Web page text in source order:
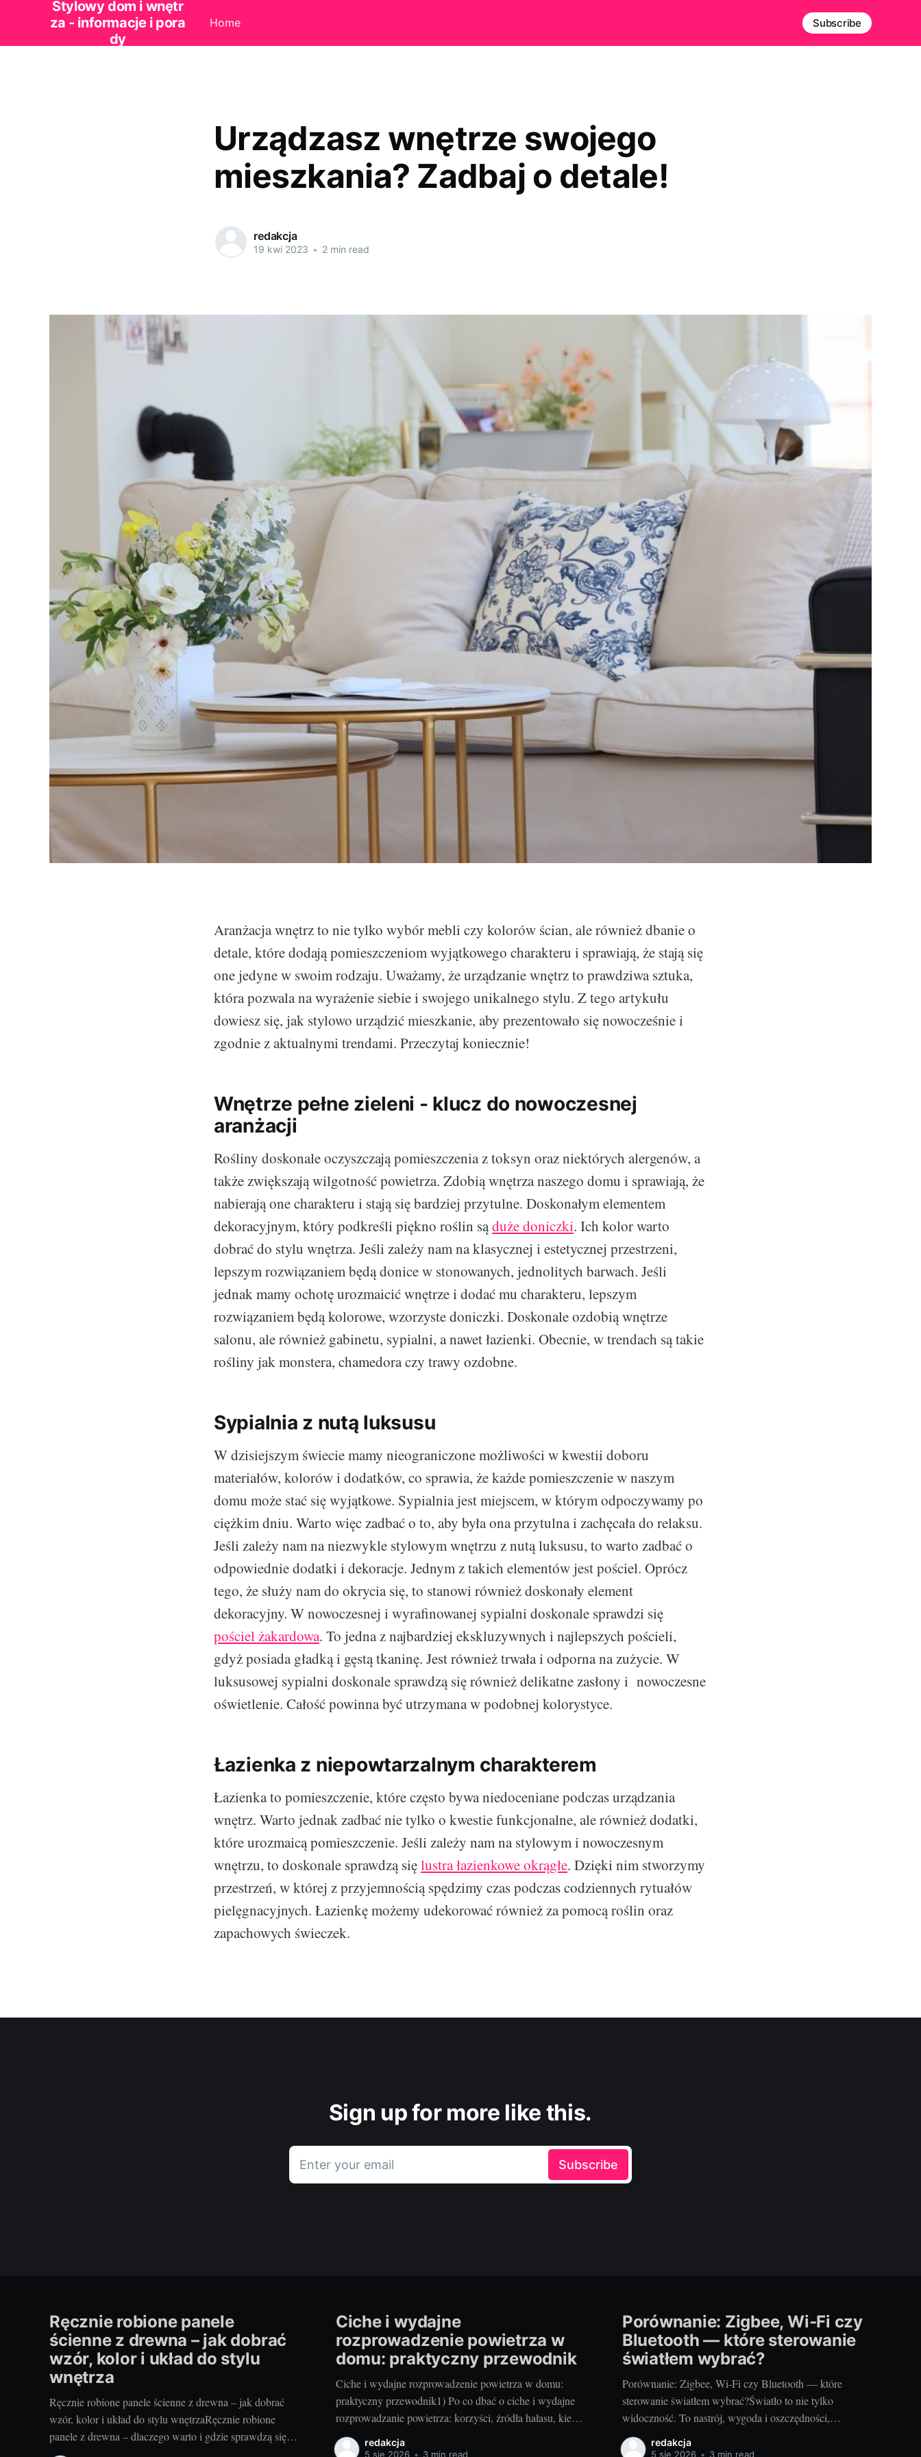
Stylowy dom i wnętr
za - informacje i pora
dy
Home Subscribe
Urządzasz wnętrze swojego
mieszkania? Zadbaj o detale!
redakcja
19 kwi 2023 • 2 min read
Aranżacja wnętrz to nie tylko wybór mebli czy kolorów ścian, ale również dbanie o
detale, które dodają pomieszczeniom wyjątkowego charakteru i sprawiają, że stają się
one jedyne w swoim rodzaju. Uważamy, że urządzanie wnętrz to prawdziwa sztuka,
która pozwala na wyrażenie siebie i swojego unikalnego stylu. Z tego artykułu
dowiesz się, jak stylowo urządzić mieszkanie, aby prezentowało się nowocześnie i
zgodnie z aktualnymi trendami. Przeczytaj koniecznie!
Wnętrze pełne zieleni - klucz do nowoczesnej
aranżacji
Rośliny doskonale oczyszczają pomieszczenia z toksyn oraz niektórych alergenów, a
także zwiększają wilgotność powietrza. Zdobią wnętrza naszego domu i sprawiają, że
nabierają one charakteru i stają się bardziej przytulne. Doskonałym elementem
dekoracyjnym, który podkreśli piękno roślin sąduże doniczki. Ich kolor warto
dobrać do stylu wnętrza. Jeśli zależy nam na klasycznej i estetycznej przestrzeni,
lepszym rozwiązaniem będą donice w stonowanych, jednolitych barwach. Jeśli
jednak mamy ochotę urozmaicić wnętrze i dodać mu charakteru, lepszym
rozwiązaniem będą kolorowe, wzorzyste doniczki. Doskonale ozdobią wnętrze
salonu, ale również gabinetu, sypialni, a nawet łazienki. Obecnie, w trendach są takie
rośliny jak monstera, chamedora czy trawy ozdobne.
Sypialnia z nutą luksusu
W dzisiejszym świecie mamy nieograniczone możliwości w kwestii doboru
materiałów, kolorów i dodatków, co sprawia, że każde pomieszczenie w naszym
domu może stać się wyjątkowe. Sypialnia jest miejscem, w którym odpoczywamy po
ciężkim dniu. Warto więc zadbać o to, aby była ona przytulna i zachęcała do relaksu.
Jeśli zależy nam na niezwykle stylowym wnętrzu z nutą luksusu, to warto zadbać o
odpowiednie dodatki i dekoracje. Jednym z takich elementów jest pościel. Oprócz
tego, że służy nam do okrycia się, to stanowi również doskonały element
dekoracyjny. W nowoczesnej i wyrafinowanej sypialni doskonale sprawdzi się
pościel żakardowa. To jedna z najbardziej ekskluzywnych i najlepszych pościeli,
gdyż posiada gładką i gęstą tkaninę. Jest również trwała i odporna na zużycie. W
luksusowej sypialni doskonale sprawdzą się również delikatne zasłony i nowoczesne
oświetlenie. Całość powinna być utrzymana w podobnej kolorystyce.
Łazienka z niepowtarzalnym charakterem
Łazienka to pomieszczenie, które często bywa niedoceniane podczas urządzania
wnętrz. Warto jednak zadbać nie tylko o kwestie funkcjonalne, ale również dodatki,
które urozmaicą pomieszczenie. Jeśli zależy nam na stylowym i nowoczesnym
wnętrzu, to doskonale sprawdzą sięlustra łazienkowe okrągłe. Dzięki nim stworzymy
przestrzeń, w której z przyjemnością spędzimy czas podczas codziennych rytuałów
pielęgnacyjnych. Łazienkę możemy udekorować również za pomocą roślin oraz
zapachowych świeczek.
Sign up for more like this.
Enter your email Subscribe
Ręcznie robione panele
ścienne z drewna – jak dobrać
wzór, kolor i układ do stylu
wnętrza
Ręcznie robione panele ścienne z drewna – jak dobrać
wzór, kolor i układ do stylu wnętrzaRęcznie robione
panele z drewna – dlaczego warto i gdzie sprawdzą się
najlepiejRzemieślnicze panele ścienne to coś więcej niż
Ciche i wydajne
rozprowadzenie powietrza w
domu: praktyczny przewodnik
Ciche i wydajne rozprowadzenie powietrza w domu:
praktyczny przewodnik1) Po co dbać o ciche i wydajne
rozprowadzanie powietrza: korzyści, źródła hałasu, kiedy
modernizowaćDobrze zaprojektowana i wyregulowana
instalacja wentylacji oraz klimatyzacji przekłada się na
redakcja
5 sie 2026 • 3 min read
Porównanie: Zigbee, Wi‑Fi czy
Bluetooth — które sterowanie
światłem wybrać?
Porównanie: Zigbee, Wi‑Fi czy Bluetooth — które
sterowanie światłem wybrać?Światło to nie tylko
widoczność. To nastrój, wygoda i oszczędności,
zwłaszcza gdy mówimy o nowoczesnych instalacjach
LED w domu, mieszkaniu czy ogrodzie. Jeśli planujesz
redakcja
5 sie 2026 • 3 min read